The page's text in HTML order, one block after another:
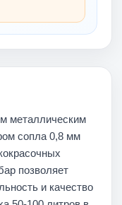
металлическим
сопла 0,8 мм
позволяет
и качество